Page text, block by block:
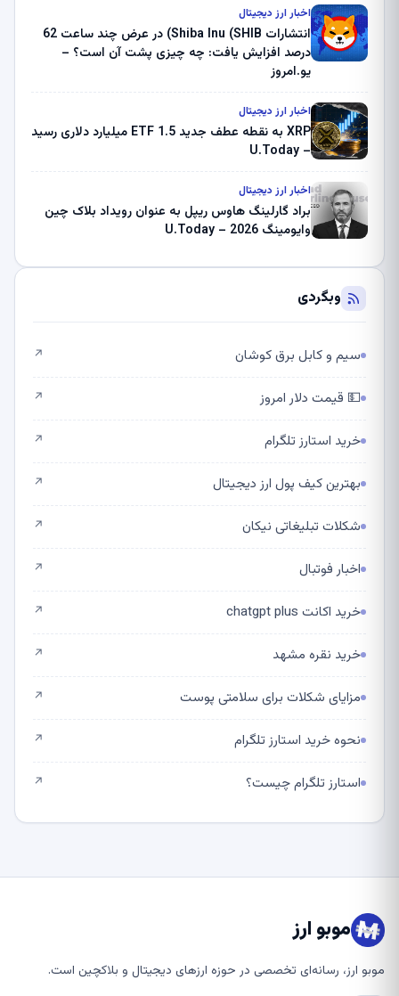
ثبت کرد – گزارش کریپتو صبح – U.Today
اخبار ارز دیجیتال
انتشارات Shiba Inu (SHIB) در عرض چند ساعت 62
درصد افزایش یافت: چه چیزی پشت آن است؟ –
یو.امروز
اخبار ارز دیجیتال
XRP به نقطه عطف جدید ETF 1.5 میلیارد دلاری رسید
– U.Today
اخبار ارز دیجیتال
براد گارلینگ هاوس ریپل به عنوان رویداد بلاک چین
وایومینگ 2026 – U.Today
وبگردی
سیم و کابل برق کوشان ↗
💵 قیمت دلار امروز ↗
خرید استارز تلگرام ↗
بهترین کیف پول ارز دیجیتال ↗
شکلات تبلیغاتی نیکان ↗
اخبار فوتبال ↗
خرید اکانت chatgpt plus ↗
خرید نقره مشهد ↗
مزایای شکلات برای سلامتی پوست ↗
نحوه خرید استارز تلگرام ↗
استارز تلگرام چیست؟ ↗
موبو ارز
موبو ارز، رسانه‌ای تخصصی در حوزه ارزهای دیجیتال و بلاکچین است.